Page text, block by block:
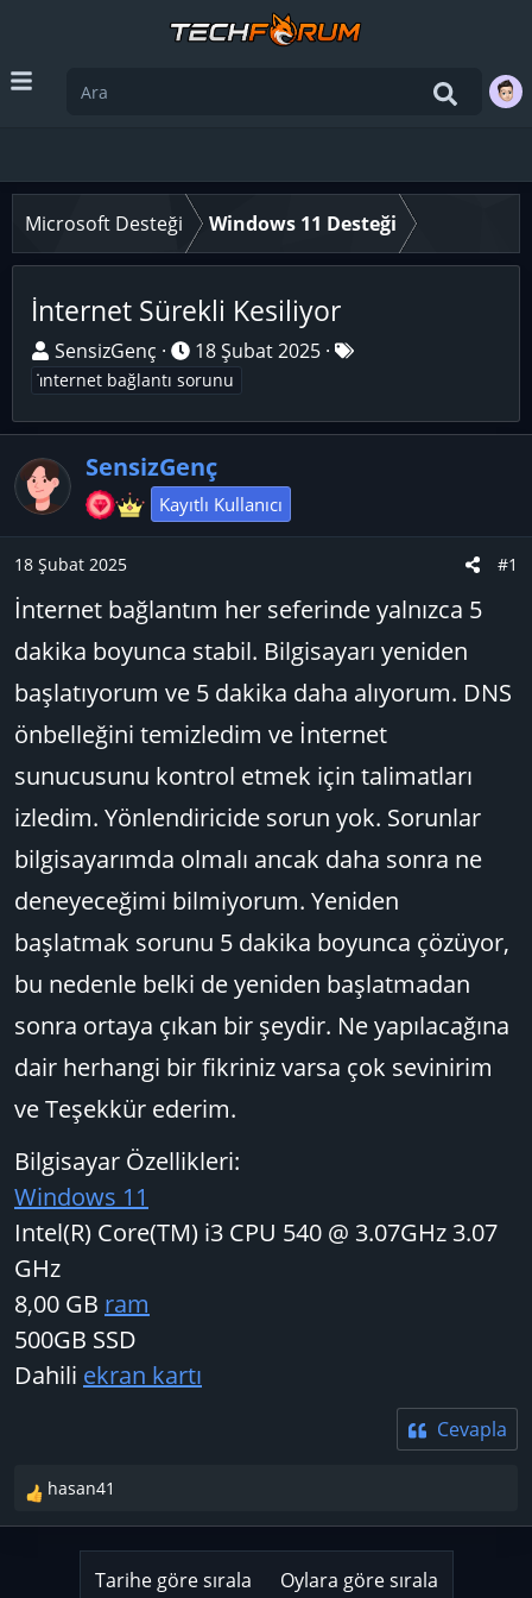
Microsoft Desteği Windows 11 Desteği
İnternet Sürekli Kesiliyor
K
o
u
y
u
B
ş
l
t
a
SensizGenç
B
a
l
a
n
g
t
r
i
h
i
18 Şubat 2025
E
k
i̇nternet bağlantı sorunu
SensizGenç
Kayıtlı Kullanıcı
18 Şubat 2025 #1
İnternet bağlantım her seferinde yalnızca 5
dakika boyunca stabil. Bilgisayarı yeniden
başlatıyorum ve 5 dakika daha alıyorum. DNS
önbelleğini temizledim ve İnternet
sunucusunu kontrol etmek için talimatları
izledim. Yönlendiricide sorun yok. Sorunlar
bilgisayarımda olmalı ancak daha sonra ne
deneyeceğimi bilmiyorum. Yeniden
başlatmak sorunu 5 dakika boyunca çözüyor,
bu nedenle belki de yeniden başlatmadan
sonra ortaya çıkan bir şeydir. Ne yapılacağına
dair herhangi bir fikriniz varsa çok sevinirim
ve Teşekkür ederim.
Bilgisayar Özellikleri
Windows 11
Intel(R) Core(TM) i3 CPU 540 @ 3.07GHz 3.07
GHz
8,00 GB ram
500GB SSD
Dahili ekran kartı
Cevapla
T
e
hasan41
Tarihe göre sırala Oylara göre sırala